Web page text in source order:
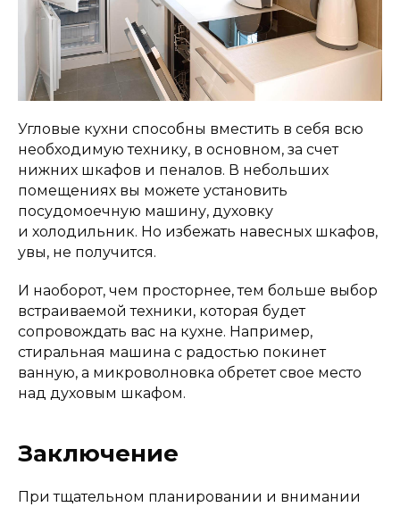
Угловые кухни способны вместить в себя всю
необходимую технику, в основном, за счет
нижних шкафов и пеналов. В небольших
помещениях вы можете установить
посудомоечную машину, духовку
и холодильник. Но избежать навесных шкафов,
увы, не получится.
И наоборот, чем просторнее, тем больше выбор
встраиваемой техники, которая будет
сопровождать вас на кухне. Например,
стиральная машина с радостью покинет
ванную, а микроволновка обретет свое место
над духовым шкафом.
Заключение
При тщательном планировании и внимании